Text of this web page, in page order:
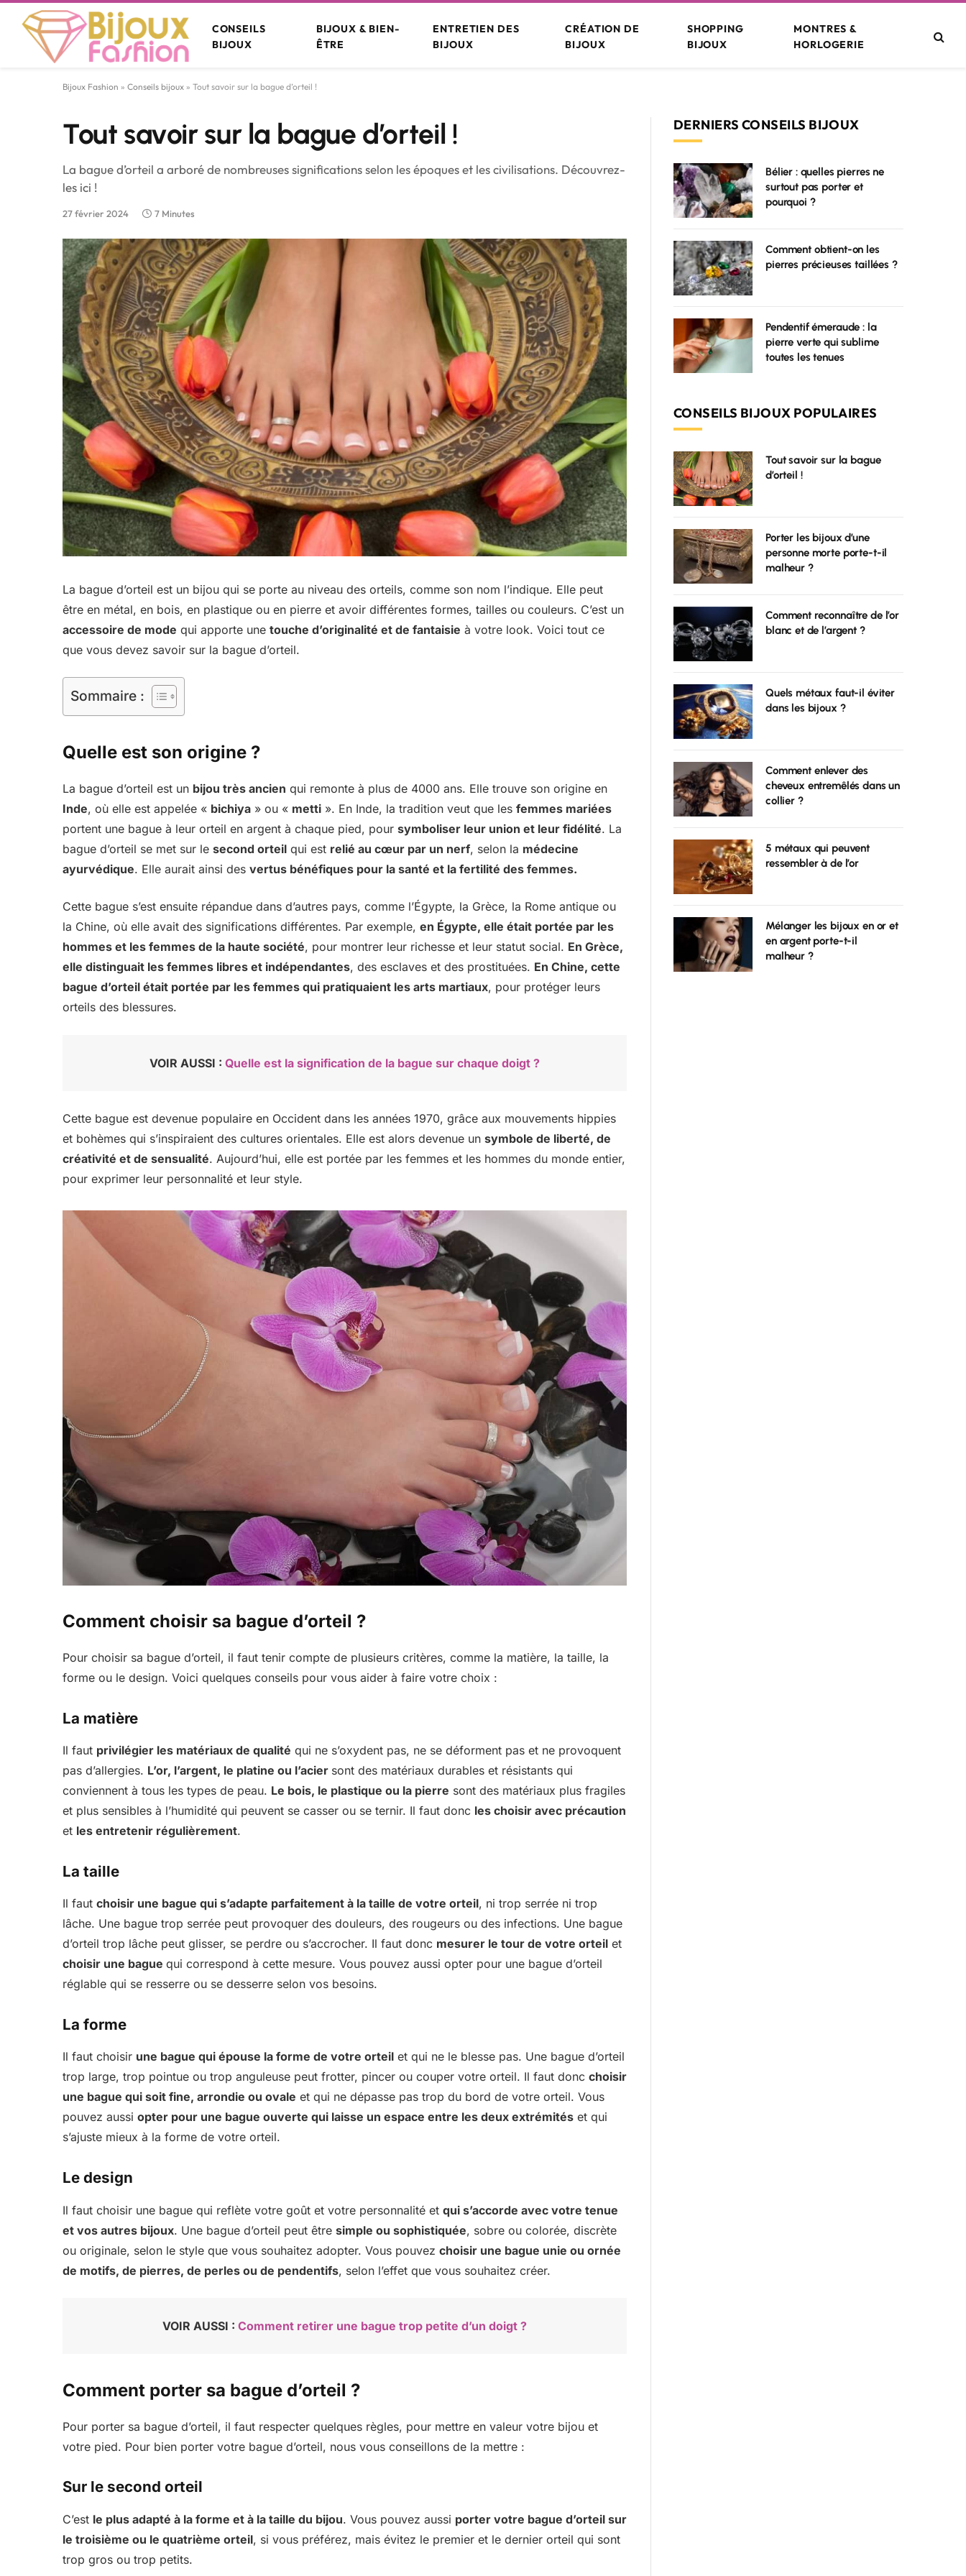
CONSEILS
BIJOUX
BIJOUX & BIEN-
ÊTRE
ENTRETIEN DES
BIJOUX
CRÉATION DE
BIJOUX
SHOPPING
BIJOUX
MONTRES &
HORLOGERIE
Bijoux Fashion » Conseils bijoux » Tout savoir sur la bague d’orteil !
Tout savoir sur la bague d’orteil !
La bague d’orteil a arboré de nombreuses significations selon les époques et les civilisations. Découvrez-
les ici !
27 février 2024 7 Minutes
La bague d’orteil est un bijou qui se porte au niveau des orteils, comme son nom l’indique. Elle peut
être en métal, en bois, en plastique ou en pierre et avoir différentes formes, tailles ou couleurs. C’est un
accessoire de mode qui apporte une touche d’originalité et de fantaisie à votre look. Voici tout ce
que vous devez savoir sur la bague d’orteil.
Sommaire :
Quelle est son origine ?
La bague d’orteil est un bijou très ancien qui remonte à plus de 4000 ans. Elle trouve son origine en
Inde, où elle est appelée « bichiya » ou « metti ». En Inde, la tradition veut que les femmes mariées
portent une bague à leur orteil en argent à chaque pied, pour symboliser leur union et leur fidélité. La
bague d’orteil se met sur le second orteil qui est relié au cœur par un nerf, selon la médecine
ayurvédique. Elle aurait ainsi des vertus bénéfiques pour la santé et la fertilité des femmes.
Cette bague s’est ensuite répandue dans d’autres pays, comme l’Égypte, la Grèce, la Rome antique ou
la Chine, où elle avait des significations différentes. Par exemple, en Égypte, elle était portée par les
hommes et les femmes de la haute société, pour montrer leur richesse et leur statut social. En Grèce,
elle distinguait les femmes libres et indépendantes, des esclaves et des prostituées. En Chine, cette
bague d’orteil était portée par les femmes qui pratiquaient les arts martiaux, pour protéger leurs
orteils des blessures.
VOIR AUSSI : Quelle est la signification de la bague sur chaque doigt ?
Cette bague est devenue populaire en Occident dans les années 1970, grâce aux mouvements hippies
et bohèmes qui s’inspiraient des cultures orientales. Elle est alors devenue un symbole de liberté, de
créativité et de sensualité. Aujourd’hui, elle est portée par les femmes et les hommes du monde entier,
pour exprimer leur personnalité et leur style.
Comment choisir sa bague d’orteil ?
Pour choisir sa bague d’orteil, il faut tenir compte de plusieurs critères, comme la matière, la taille, la
forme ou le design. Voici quelques conseils pour vous aider à faire votre choix :
La matière
Il faut privilégier les matériaux de qualité qui ne s’oxydent pas, ne se déforment pas et ne provoquent
pas d’allergies. L’or, l’argent, le platine ou l’acier sont des matériaux durables et résistants qui
conviennent à tous les types de peau. Le bois, le plastique ou la pierre sont des matériaux plus fragiles
et plus sensibles à l’humidité qui peuvent se casser ou se ternir. Il faut donc les choisir avec précaution
et les entretenir régulièrement.
La taille
Il faut choisir une bague qui s’adapte parfaitement à la taille de votre orteil, ni trop serrée ni trop
lâche. Une bague trop serrée peut provoquer des douleurs, des rougeurs ou des infections. Une bague
d’orteil trop lâche peut glisser, se perdre ou s’accrocher. Il faut donc mesurer le tour de votre orteil et
choisir une bague qui correspond à cette mesure. Vous pouvez aussi opter pour une bague d’orteil
réglable qui se resserre ou se desserre selon vos besoins.
La forme
Il faut choisir une bague qui épouse la forme de votre orteil et qui ne le blesse pas. Une bague d’orteil
trop large, trop pointue ou trop anguleuse peut frotter, pincer ou couper votre orteil. Il faut donc choisir
une bague qui soit fine, arrondie ou ovale et qui ne dépasse pas trop du bord de votre orteil. Vous
pouvez aussi opter pour une bague ouverte qui laisse un espace entre les deux extrémités et qui
s’ajuste mieux à la forme de votre orteil.
Le design
Il faut choisir une bague qui reflète votre goût et votre personnalité et qui s’accorde avec votre tenue
et vos autres bijoux. Une bague d’orteil peut être simple ou sophistiquée, sobre ou colorée, discrète
ou originale, selon le style que vous souhaitez adopter. Vous pouvez choisir une bague unie ou ornée
de motifs, de pierres, de perles ou de pendentifs, selon l’effet que vous souhaitez créer.
VOIR AUSSI : Comment retirer une bague trop petite d’un doigt ?
Comment porter sa bague d’orteil ?
Pour porter sa bague d’orteil, il faut respecter quelques règles, pour mettre en valeur votre bijou et
votre pied. Pour bien porter votre bague d’orteil, nous vous conseillons de la mettre :
Sur le second orteil
C’est le plus adapté à la forme et à la taille du bijou. Vous pouvez aussi porter votre bague d’orteil sur
le troisième ou le quatrième orteil, si vous préférez, mais évitez le premier et le dernier orteil qui sont
trop gros ou trop petits.
DERNIERS CONSEILS BIJOUX
Bélier : quelles pierres ne
surtout pas porter et
pourquoi ?
Comment obtient-on les
pierres précieuses taillées ?
Pendentif émeraude : la
pierre verte qui sublime
toutes les tenues
CONSEILS BIJOUX POPULAIRES
Tout savoir sur la bague
d’orteil !
Porter les bijoux d’une
personne morte porte-t-il
malheur ?
Comment reconnaître de l’or
blanc et de l’argent ?
Quels métaux faut-il éviter
dans les bijoux ?
Comment enlever des
cheveux entremêlés dans un
collier ?
5 métaux qui peuvent
ressembler à de l’or
Mélanger les bijoux en or et
en argent porte-t-il
malheur ?